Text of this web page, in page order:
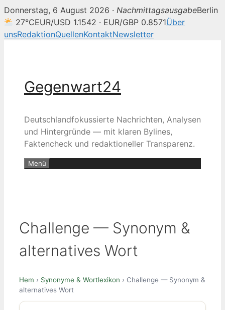
Donnerstag, 6 August 2026 · NachmittagsausgabeBerlin
27°CEUR/USD 1.1542 · EUR/GBP 0.8571Über
unsRedaktionQuellenKontaktNewsletter
Gegenwart24
Deutschlandfokussierte Nachrichten, Analysen
und Hintergründe — mit klaren Bylines,
Faktencheck und redaktioneller Transparenz.
Menü
Challenge — Synonym &
alternatives Wort
Hem › Synonyme & Wortlexikon › Challenge — Synonym &
alternatives Wort